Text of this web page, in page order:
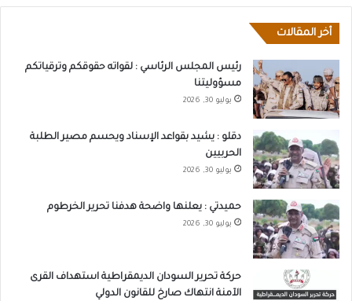
أخر المقالات
رئيس المجلس الرئاسي : لقواته حقوقكم وترقياتكم
مسؤوليتنا
يوليو 30, 2026
دقلو : يشيد بقواعد الإسناد ويحسم مصير الطلبة
الحربيين
يوليو 30, 2026
حميدتي : يعلنها واضحة هدفنا تحرير الخرطوم
يوليو 30, 2026
حركة تحرير السودان الديمقراطية استهداف القرى
الآمنة انتهاك صارخ للقانون الدولي